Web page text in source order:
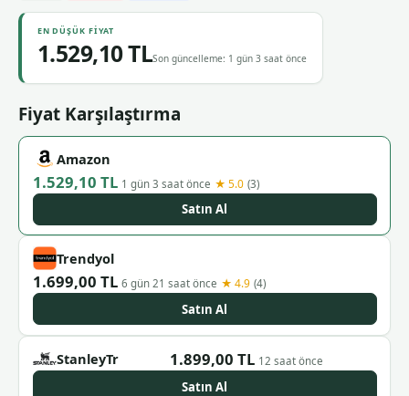
EN DÜŞÜK FIYAT
1.529,10 TLSon güncelleme: 1 gün 3 saat önce
Fiyat Karşılaştırma
Amazon
1.529,10 TL 1 gün 3 saat önce ★ 5.0 (3)
Satın Al
Trendyol
1.699,00 TL 6 gün 21 saat önce ★ 4.9 (4)
Satın Al
StanleyTr 1.899,00 TL 12 saat önce
Satın Al